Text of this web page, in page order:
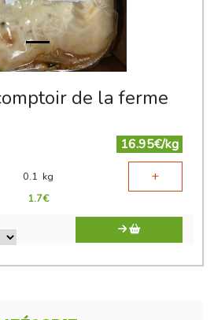
de la ferme
16.95€/kg
0.1 kg +
1.7€